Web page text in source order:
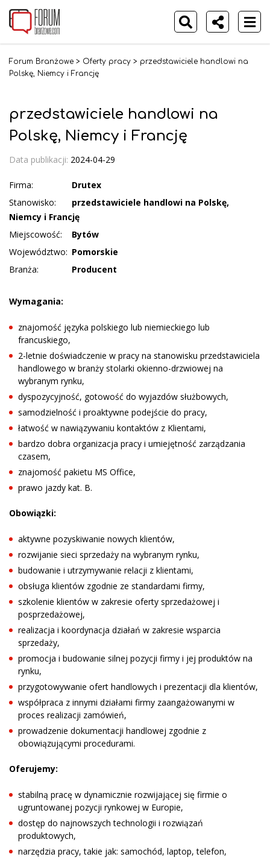
Forum Branżowe > Oferty pracy > przedstawiciele handlowi na
Polskę, Niemcy i Francję
przedstawiciele handlowi na
Polskę, Niemcy i Francję
Data publikacji: 2024-04-29
Firma:
Drutex
Stanowisko:
przedstawiciele handlowi na Polskę,
Niemcy i Francję
Miejscowość:
Bytów
Województwo: Pomorskie
Branża:
Producent
Wymagania:
znajomość języka polskiego lub niemieckiego lub
francuskiego,
2-letnie doświadczenie w pracy na stanowisku przedstawiciela
handlowego w branży stolarki okienno-drzwiowej na
wybranym rynku,
dyspozycyjność, gotowość do wyjazdów służbowych,
samodzielność i proaktywne podejście do pracy,
łatwość w nawiązywaniu kontaktów z Klientami,
bardzo dobra organizacja pracy i umiejętność zarządzania
czasem,
znajomość pakietu MS Office,
prawo jazdy kat. B.
Obowiązki:
aktywne pozyskiwanie nowych klientów,
rozwijanie sieci sprzedaży na wybranym rynku,
budowanie i utrzymywanie relacji z klientami,
obsługa klientów zgodnie ze standardami firmy,
szkolenie klientów w zakresie oferty sprzedażowej i
posprzedażowej,
realizacja i koordynacja działań w zakresie wsparcia
sprzedaży,
promocja i budowanie silnej pozycji firmy i jej produktów na
rynku,
przygotowywanie ofert handlowych i prezentacji dla klientów,
współpraca z innymi działami firmy zaangażowanymi w
proces realizacji zamówień,
prowadzenie dokumentacji handlowej zgodnie z
obowiązującymi procedurami.
Oferujemy:
stabilną pracę w dynamicznie rozwijającej się firmie o
ugruntowanej pozycji rynkowej w Europie,
dostęp do najnowszych technologii i rozwiązań
produktowych,
narzędzia pracy, takie jak: samochód, laptop, telefon,